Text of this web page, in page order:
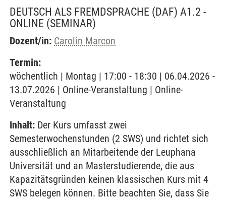
DEUTSCH ALS FREMDSPRACHE (DAF) A1.2 -
ONLINE (SEMINAR)
Dozent/in: Carolin Marcon
Termin:
wöchentlich | Montag | 17:00 - 18:30 | 06.04.2026 -
13.07.2026 | Online-Veranstaltung | Online-
Veranstaltung
Inhalt: Der Kurs umfasst zwei
Semesterwochenstunden (2 SWS) und richtet sich
ausschließlich an Mitarbeitende der Leuphana
Universität und an Masterstudierende, die aus
Kapazitätsgründen keinen klassischen Kurs mit 4
SWS belegen können. Bitte beachten Sie, dass Sie